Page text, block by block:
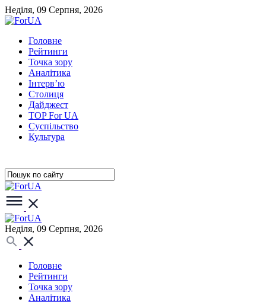
Неділя, 09 Серпня, 2026
Головне
Рейтинги
Точка зору
Аналітика
Інтерв’ю
Столиця
Дайджест
TOP For UA
Суспiльство
Культура
Неділя, 09 Серпня, 2026
Головне
Рейтинги
Точка зору
Аналітика